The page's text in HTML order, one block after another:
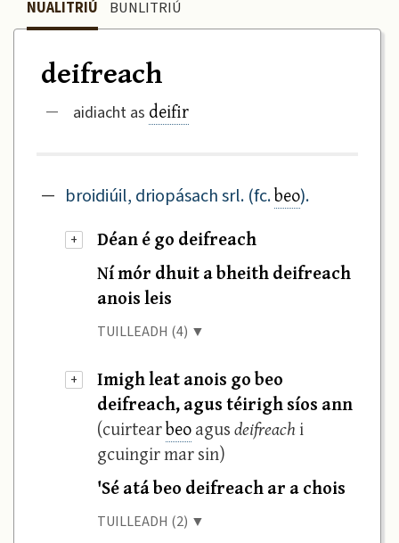
NUALITRIÚ BUNLITRIÚ
deifreach
— aidiacht as deifir
— broidiúil, driopásach srl. (fc.beo).
+
Déan é go deifreach
Ní mór dhuit a bheith deifreach
anois leis
TUILLEADH (4) ▼
+
Imigh leat anois go beo
deifreach, agus téirigh síos ann
(cuirtearbeoagusdeifreachi
gcuingir mar sin)
'Sé atá beo deifreach ar a chois
TUILLEADH (2) ▼